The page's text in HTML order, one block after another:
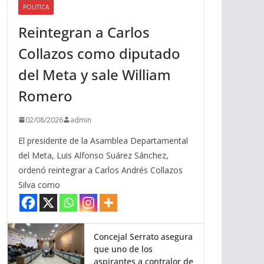
i
b
a
j
o
a
POLITICA
Reintegran a Carlos
Collazos como diputado
del Meta y sale William
Romero
02/08/2026 admin
El presidente de la Asamblea Departamental
del Meta, Luis Alfonso Suárez Sánchez,
ordenó reintegrar a Carlos Andrés Collazos
Silva como
Concejal Serrato asegura
que uno de los
aspirantes a contralor de